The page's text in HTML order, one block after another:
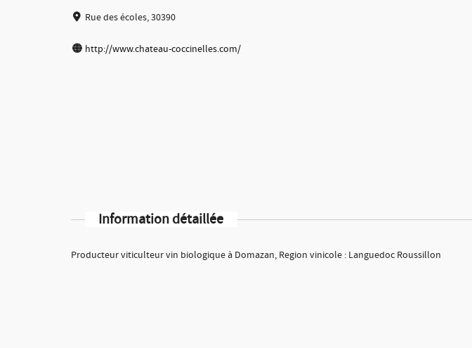
Rue des écoles, 30390
http://www.chateau-coccinelles.com/
Information détaillée
Producteur viticulteur vin biologique à Domazan, Region vinicole : Languedoc Roussillon